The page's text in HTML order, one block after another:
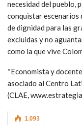
necesidad del pueblo,
conquistar escenarios
de dignidad para las
excluidas y no
como la que vive
*Economista y
asociado al Centro
(CLAE,
1.093